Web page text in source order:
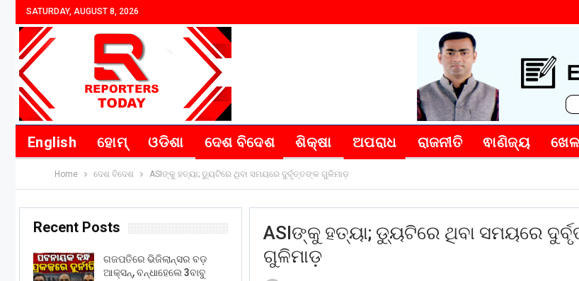
SATURDAY, AUGUST 8, 2026
English ହୋମ୍ ଓଡିଶା ଦେଶ ବିଦେଶ ଶିକ୍ଷା ଅପରାଧ ରାଜନୀତି ଵାଣିଜ୍ୟ ଖେଳ
Home ଦେଶ ବିଦେଶ ASIଙ୍କୁ ହତ୍ୟା; ଡ୍ୟୁଟିରେ ଥିବା ସମୟରେ ଦୁର୍ବୃତ୍ତଙ୍କ ଗୁଳିମାଡ଼
ASIଙ୍କୁ ହତ୍ୟା; ଡ୍ୟୁଟିରେ ଥିବା ସମୟରେ
ଗୁଳିମାଡ଼
Recent Posts
ଗଜପତିରେ ଭିଜିଲାନ୍ସର ବଡ଼
ଆକ୍ସନ୍, ବନ୍ଧାହେଲେ 3ବାବୁ